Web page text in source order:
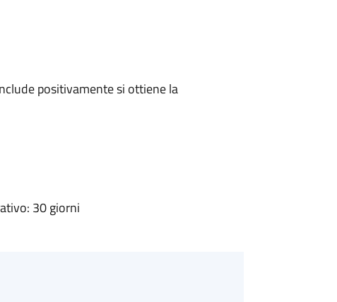
positivamente si ottiene la
30 giorni